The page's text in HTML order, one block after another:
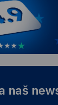
naš